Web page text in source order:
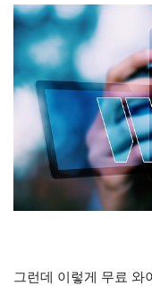
그런데 이렇게 무료 와